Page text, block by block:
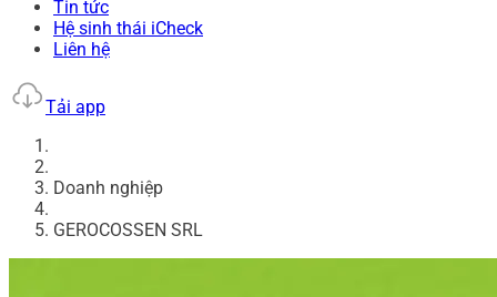
Tin tức
Hệ sinh thái iCheck
Liên hệ
Tải app
Doanh nghiệp
GEROCOSSEN SRL